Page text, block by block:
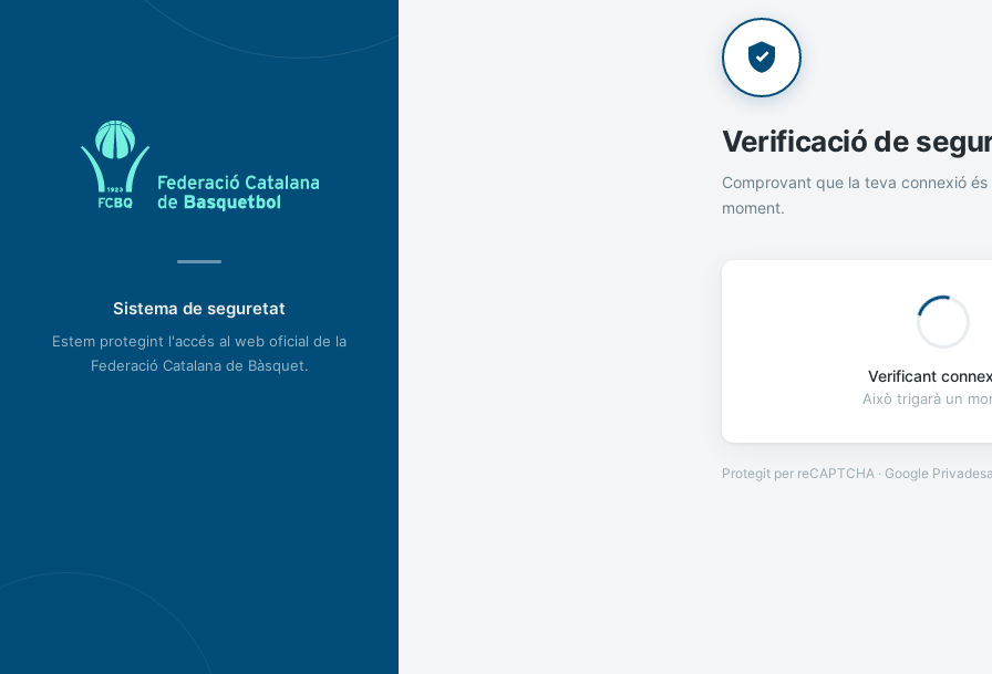
Sistema de seguretat
Estem protegint l'accés al web oficial de la
Federació Catalana de Bàsquet.
Verificació de
Comprovant que la teva connexió és
moment.
Verificant
Això trigarà un
Protegit per reCAPTCHA · Google Privadesa